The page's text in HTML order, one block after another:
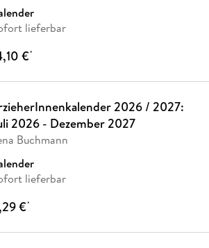
lieferbar
€*
2026 / 2027:
2026 - Dezember 2027
Buchmann
lieferbar
€*